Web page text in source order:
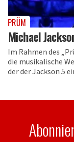
PRÜM
Michael
Im Rahmen des
die musikalische
der der Jackson 5